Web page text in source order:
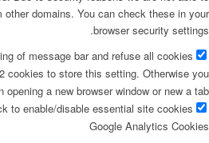
domains. You can check these in your
browser security settings.
of message bar and refuse all cookies
cookies to store this setting. Otherwise you
opening a new browser window or new a tab.
to enable/disable essential site cookies.
Google Analytics Cookies